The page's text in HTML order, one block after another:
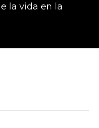
la vida en la